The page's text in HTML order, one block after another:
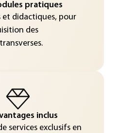
pratiques
et didactiques, pour
des
inclus
services exclusifs en